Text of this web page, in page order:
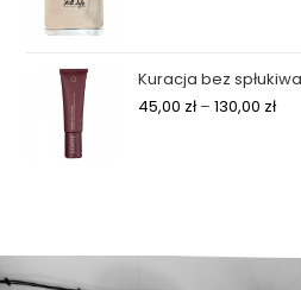
Kuracja bez
45,00 zł– 130,00 zł